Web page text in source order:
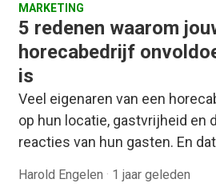
MARKETING
5 redenen waarom
horecabedrijf
is
Veel eigenaren van een
op hun locatie, gastvrijheid en
reacties van hun gasten. En
Harold Engelen · 1 jaar geleden